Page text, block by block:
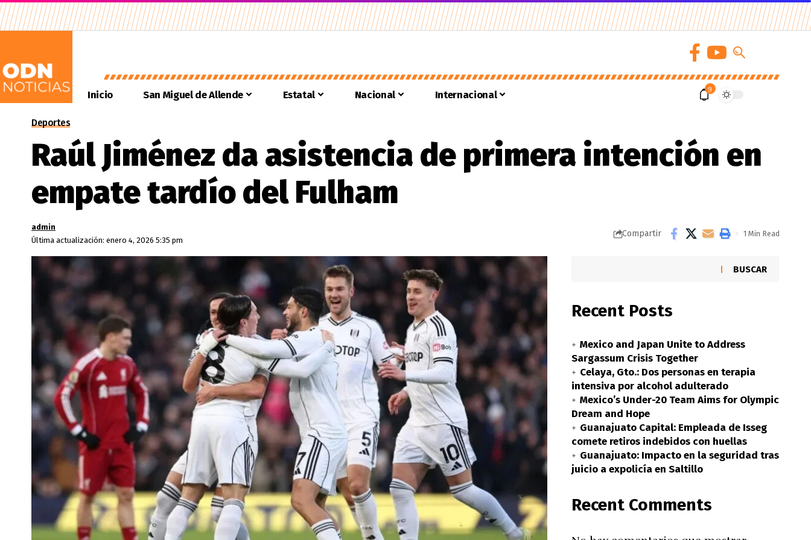
Inicio San Miguel de Allende Estatal Nacional Internacional 9
Deportes
Raúl Jiménez da asistencia de primera intención en
empate tardío del Fulham
Última actualización: enero 4, 2026 5:35 pm
admin
Compartir 1 Min Read
BUSCAR
Recent Posts
Mexico and Japan Unite to Address
Sargassum Crisis Together
Celaya, Gto.: Dos personas en terapia
intensiva por alcohol adulterado
Mexico’s Under-20 Team Aims for Olympic
Dream and Hope
Guanajuato Capital: Empleada de Isseg
comete retiros indebidos con huellas
Guanajuato: Impacto en la seguridad tras
juicio a expolicía en Saltillo
Recent Comments